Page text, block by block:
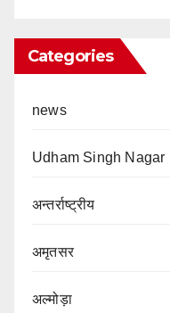
Categories
news
Udham Singh Nagar
अन्तर्राष्ट्रीय
अमृतसर
अल्मोड़ा